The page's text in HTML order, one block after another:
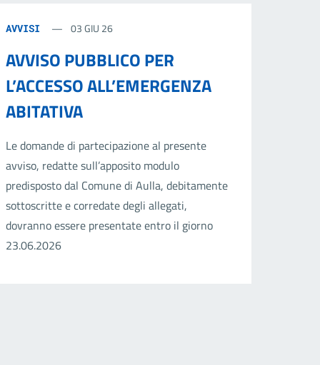
AVVISI 03 GIU 26
AVVISO PUBBLICO PER
L’ACCESSO ALL’EMERGENZA
ABITATIVA
Le domande di partecipazione al presente
avviso, redatte sull’apposito modulo
predisposto dal Comune di Aulla, debitamente
sottoscritte e corredate degli allegati,
dovranno essere presentate entro il giorno
23.06.2026